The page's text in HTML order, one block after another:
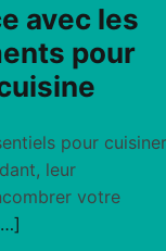
avec les
pour
pour cuisiner
leur
votre